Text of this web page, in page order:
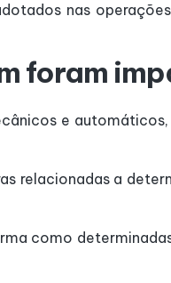
nas
foram
e
relacionadas a
como